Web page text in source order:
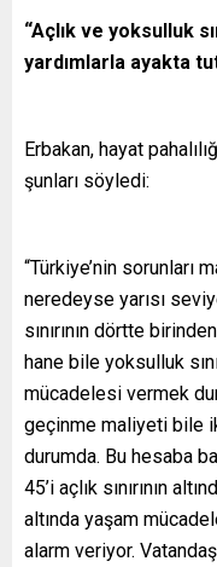
“Açlık ve yoksulluk
yardımlarla ayakta
Erbakan, hayat
şunları söyledi:
“Türkiye’nin sorunları
neredeyse yarısı
sınırının dörtte
hane bile yoksulluk
mücadelesi vermek
geçinme maliyeti bile
durumda. Bu hesaba
45’i açlık sınırının
altında yaşam
alarm veriyor.